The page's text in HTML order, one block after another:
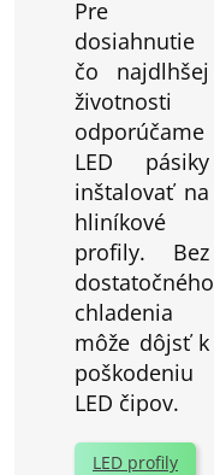
Pre
dosiahnutie
čo najdlhšej
životnosti
odporúčame
LED pásiky
inštalovať na
hliníkové
profily. Bez
dostatočného
chladenia
môže dôjsť k
poškodeniu
LED čipov.
LED profily